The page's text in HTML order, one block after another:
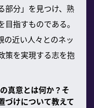
部分」を見つけ、熟
指すものである。
の近い人々とのネッ
策を実現する志を抱
真意とは何か？そ
づけについて教えて